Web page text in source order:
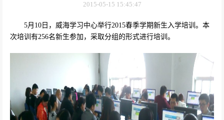
2015-05-15 15:45:47
5月 10 日 ，威海学习中心举行2015春季学期新生入学培训。本
次培训有256名新生参加，采取分组的形式进行培训。